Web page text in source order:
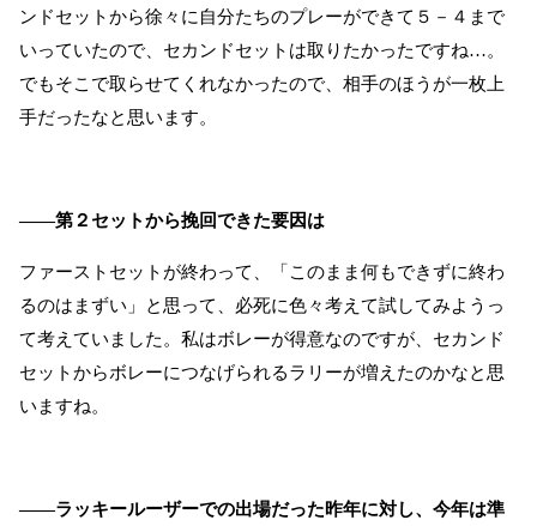
ンドセットから徐々に自分たちのプレーができて５－４まで
いっていたので、セカンドセットは取りたかったですね…。
でもそこで取らせてくれなかったので、相手のほうが一枚上
手だったなと思います。
――第２セットから挽回できた要因は
ファーストセットが終わって、「このまま何もできずに終わ
るのはまずい」と思って、必死に色々考えて試してみようっ
て考えていました。私はボレーが得意なのですが、セカンド
セットからボレーにつなげられるラリーが増えたのかなと思
いますね。
――ラッキールーザーでの出場だった昨年に対し、今年は準